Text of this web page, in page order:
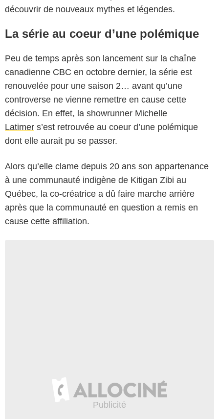
découvrir de nouveaux mythes et légendes.
La série au coeur d’une polémique
Peu de temps après son lancement sur la chaîne
canadienne CBC en octobre dernier, la série est
renouvelée pour une saison 2… avant qu’une
controverse ne vienne remettre en cause cette
décision. En effet, la showrunner Michelle
Latimer s’est retrouvée au coeur d’une polémique
dont elle aurait pu se passer.
Alors qu’elle clame depuis 20 ans son appartenance
à une communauté indigène de Kitigan Zibi au
Québec, la co-créatrice a dû faire marche arrière
après que la communauté en question a remis en
cause cette affiliation.